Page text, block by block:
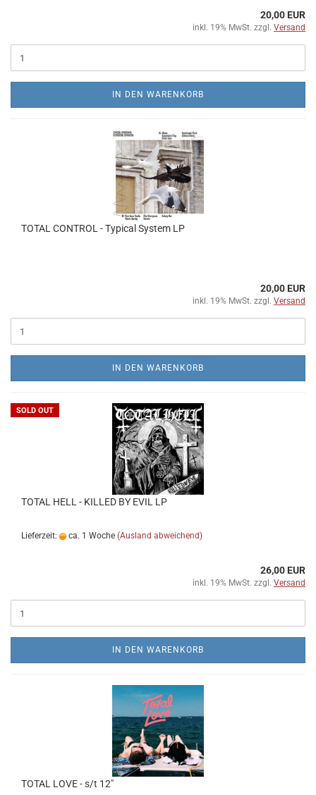
20,00 EUR
inkl. 19% MwSt. zzgl. Versand
IN DEN WARENKORB
TOTAL CONTROL - Typical System LP
20,00 EUR
inkl. 19% MwSt. zzgl. Versand
IN DEN WARENKORB
SOLD OUT
TOTAL HELL - KILLED BY EVIL LP
Lieferzeit: ca. 1 Woche (Ausland abweichend)
26,00 EUR
inkl. 19% MwSt. zzgl. Versand
IN DEN WARENKORB
TOTAL LOVE - s​/​t 12"